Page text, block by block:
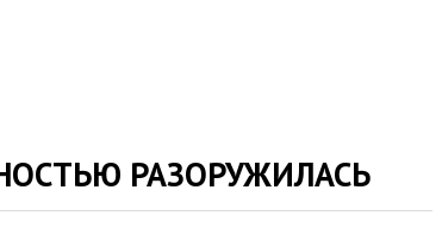
РАЗОРУЖИЛАСЬ